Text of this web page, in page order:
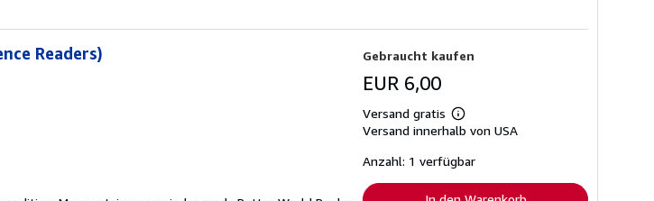
Readers) Gebraucht kaufen
EUR 6,00
Versand gratis
Weitere
Informationen
Versandkosten
Versand innerhalb von USA
Anzahl: 1 verfügbar